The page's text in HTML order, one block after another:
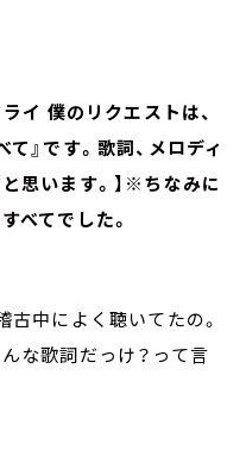
イ 僕のリクエストは、
』です。歌詞、メロディ
思います。】※ちなみに
べてでした。
古中によく聴いてたの。
な歌詞だっけ？って言